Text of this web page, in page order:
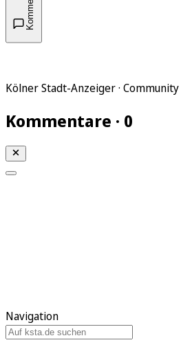
Kölner Stadt-Anzeiger · Community
Kommentare · 0
Navigation